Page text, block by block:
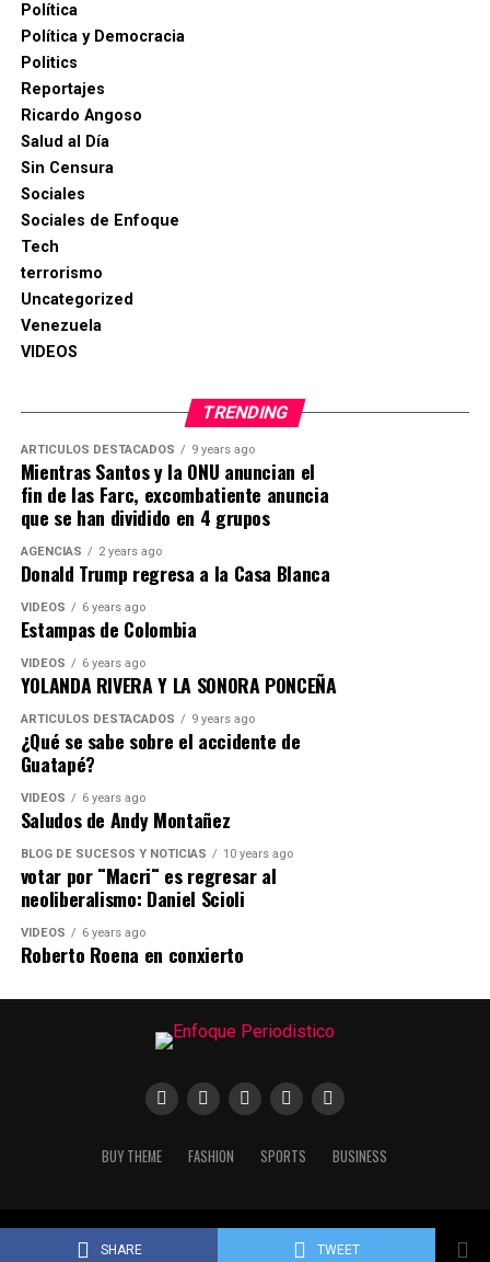
SHARE TWEET
Política
Política y Democracia
Politics
Reportajes
Ricardo Angoso
Salud al Día
Sin Censura
Sociales
Sociales de Enfoque
Tech
terrorismo
Uncategorized
Venezuela
VIDEOS
TRENDING
ARTICULOS DESTACADOS 9 years ago
Mientras Santos y la ONU anuncian el
fin de las Farc, excombatiente anuncia
que se han dividido en 4 grupos
AGENCIAS 2 years ago
Donald Trump regresa a la Casa Blanca
VIDEOS 6 years ago
Estampas de Colombia
VIDEOS 6 years ago
YOLANDA RIVERA Y LA SONORA PONCEÑA
ARTICULOS DESTACADOS 9 years ago
¿Qué se sabe sobre el accidente de
Guatapé?
VIDEOS 6 years ago
Saludos de Andy Montañez
BLOG DE SUCESOS Y NOTICIAS 10 years ago
votar por ¨Macri¨ es regresar al
neoliberalismo: Daniel Scioli
VIDEOS 6 years ago
Roberto Roena en conxierto
BUY THEME FASHION SPORTS BUSINESS
Copyright © 2020 Enfoque Periodístico. Created by Conectya.